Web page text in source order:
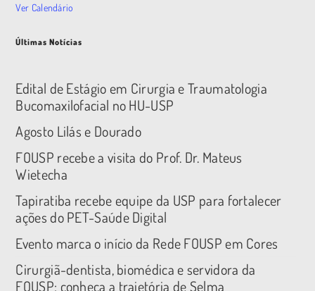
Ver Calendário
Últimas Notícias
Edital de Estágio em Cirurgia e Traumatologia
Bucomaxilofacial no HU-USP
Agosto Lilás e Dourado
FOUSP recebe a visita do Prof. Dr. Mateus
Wietecha
Tapiratiba recebe equipe da USP para fortalecer
ações do PET-Saúde Digital
Evento marca o início da Rede FOUSP em Cores
Cirurgiã-dentista, biomédica e servidora da
FOUSP: conheça a trajetória de Selma